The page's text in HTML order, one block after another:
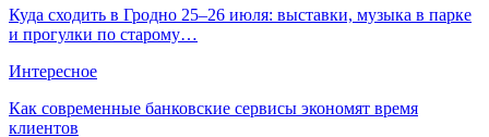
Куда сходить в Гродно 25–26 июля: выставки, музыка в парке
и прогулки по старому…
Интересное
Как современные банковские сервисы экономят время
клиентов